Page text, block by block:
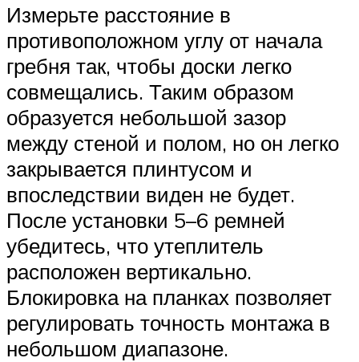
Измерьте расстояние в
противоположном углу от начала
гребня так, чтобы доски легко
совмещались. Таким образом
образуется небольшой зазор
между стеной и полом, но он легко
закрывается плинтусом и
впоследствии виден не будет.
После установки 5–6 ремней
убедитесь, что утеплитель
расположен вертикально.
Блокировка на планках позволяет
регулировать точность монтажа в
небольшом диапазоне.